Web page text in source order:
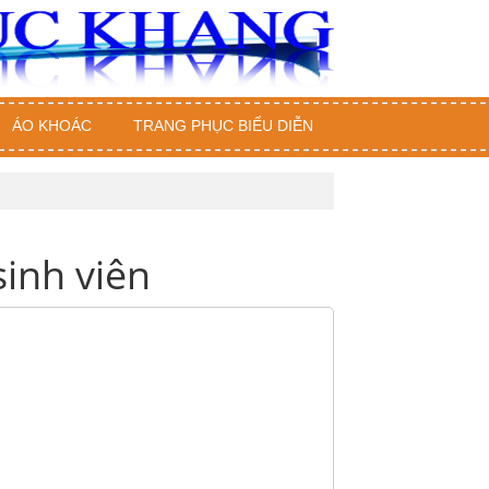
ÁO KHOÁC TRANG PHỤC BIỂU DIỄN
viên